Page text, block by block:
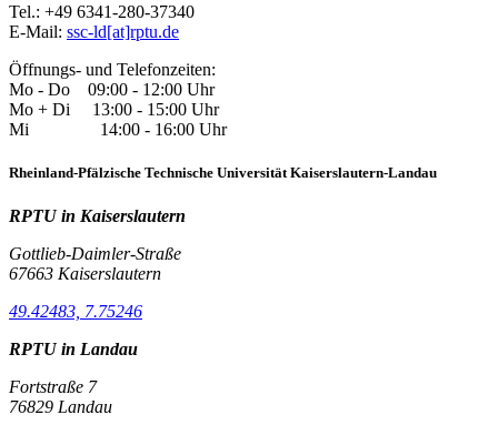
Tel.: +49 6341-280-37340
E-Mail: ssc-ld[at]rptu.de
Öffnungs- und Telefonzeiten:
Mo - Do 09:00 - 12:00 Uhr
Mo + Di 13:00 - 15:00 Uhr
Mi 14:00 - 16:00 Uhr
Rheinland-Pfälzische Technische Universität Kaiserslautern-Landau
RPTU in Kaiserslautern
Gottlieb-Daimler-Straße
67663 Kaiserslautern
49.42483, 7.75246
RPTU in Landau
Fortstraße 7
76829 Landau